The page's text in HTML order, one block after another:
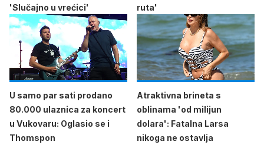
'Slučajno u vrećici'
ruta'
U samo par sati prodano
80.000 ulaznica za koncert
u Vukovaru: Oglasio se i
Thomspon
Atraktivna brineta s
oblinama 'od milijun
dolara': Fatalna Larsa
nikoga ne ostavlja